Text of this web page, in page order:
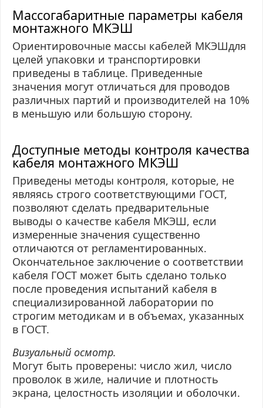
Массогабаритные параметры кабеля
монтажного МКЭШ
Ориентировочные массы кабелей МКЭШдля
целей упаковки и транспортировки
приведены в таблице. Приведенные
значения могут отличаться для проводов
различных партий и производителей на 10%
в меньшую или большую сторону.
Доступные методы контроля качества
кабеля монтажного МКЭШ
Приведены методы контроля, которые, не
являясь строго соответствующими ГОСТ,
позволяют сделать предварительные
выводы о качестве кабеля МКЭШ, если
измеренные значения существенно
отличаются от регламентированных.
Окончательное заключение о соответствии
кабеля ГОСТ может быть сделано только
после проведения испытаний кабеля в
специализированной лаборатории по
строгим методикам и в объемах, указанных
в ГОСТ.
Визуальный осмотр.
Могут быть проверены: число жил, число
проволок в жиле, наличие и плотность
экрана, целостность изоляции и оболочки.